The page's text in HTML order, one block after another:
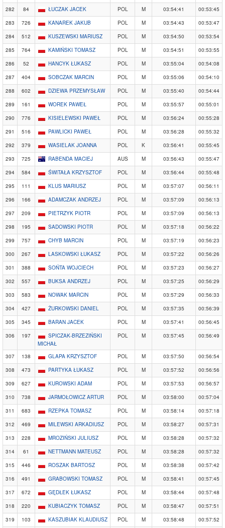
282
84 ŁUCZAK JACEK POL M 03:54:41
00:53:45
283
726 KANAREK JAKUB POL M 03:54:43
00:53:47
284
512 KUSZEWSKI MARIUSZ POL M 03:54:50
00:53:54
285
764 KAMIŃSKI TOMASZ POL M 03:54:51
00:53:55
286
52 HANCYK ŁUKASZ POL M 03:55:04
00:54:08
287
404 SOBCZAK MARCIN POL M 03:55:06
00:54:10
288
602 DZIEWA PRZEMYSŁAW POL M 03:55:40
00:54:44
289
161 WOREK PAWEŁ POL M 03:55:57
00:55:01
290
776 KISIELEWSKI PAWEŁ POL M 03:56:24
00:55:28
291
516 PAWLICKI PAWEŁ POL M 03:56:28
00:55:32
292
379 WASIELAK JOANNA POL K 03:56:41
00:55:45
293
725 RABENDA MACIEJ AUS M 03:56:43
00:55:47
294
584 ŚWITAŁA KRZYSZTOF POL M 03:56:44
00:55:48
295
111 KLUS MARIUSZ POL M 03:57:07
00:56:11
296
166 ADAMCZAK ANDRZEJ POL M 03:57:09
00:56:13
297
209 PIETRZYK PIOTR POL M 03:57:09
00:56:13
298
195 SADOWSKI PIOTR POL M 03:57:18
00:56:22
299
757 CHYB MARCIN POL M 03:57:19
00:56:23
300
267 LASKOWSKI ŁUKASZ POL M 03:57:22
00:56:26
301
388 SOŃTA WOJCIECH POL M 03:57:23
00:56:27
302
557 BUKSA ANDRZEJ POL M 03:57:25
00:56:29
303
583 NOWAK MARCIN POL M 03:57:29
00:56:33
304
427 ŻURKOWSKI DANIEL POL M 03:57:35
00:56:39
305
345 BARAN JACEK POL M 03:57:41
00:56:45
306
197
SPICZAK-BRZEZIŃSKI
MICHAŁ
POL M 03:57:45 00:56:49
307 138 GLAPA KRZYSZTOF POL M 03:57:50
00:56:54
308
473 PARTYKA ŁUKASZ POL M 03:57:52
00:56:56
309
627 KUROWSKI ADAM POL M 03:57:53
00:56:57
310
738 JARMOŁOWICZ ARTUR POL M 03:58:00
00:57:04
311
683 RZEPKA TOMASZ POL M 03:58:14
00:57:18
312
469 MILEWSKI ARKADIUSZ POL M 03:58:27
00:57:31
313
228 MROZIŃSKI JULIUSZ POL M 03:58:28
00:57:32
314
61 NETTMANN MATEUSZ POL M 03:58:28
00:57:32
315
446 ROSZAK BARTOSZ POL M 03:58:38
00:57:42
316
491 GRABOWSKI TOMASZ POL M 03:58:41
00:57:45
317
672 GĘDŁEK ŁUKASZ POL M 03:58:44
00:57:48
318
220 KUBIACZYK TOMASZ POL M 03:58:47
00:57:51
319
103 KASZUBIAK KLAUDIUSZ POL M 03:58:48
00:57:52